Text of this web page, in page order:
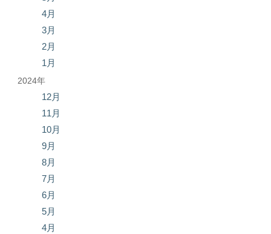
4月
3月
2月
1月
2024年
12月
11月
10月
9月
8月
7月
6月
5月
4月